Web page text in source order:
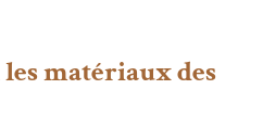
matériaux des